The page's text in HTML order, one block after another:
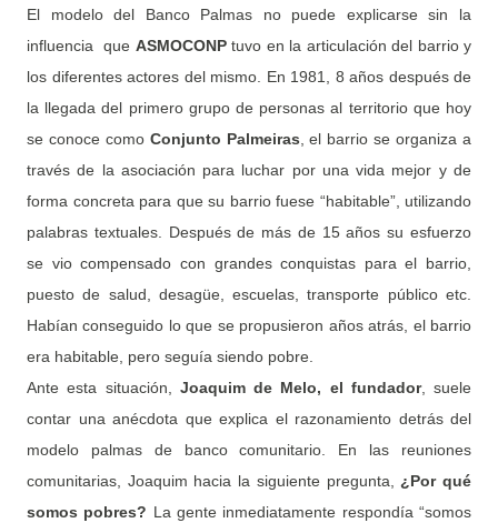
El modelo del Banco Palmas no puede explicarse sin la
influencia que ASMOCONPtuvo en la articulación del barrio y
los diferentes actores del mismo. En 1981, 8 años después de
la llegada del primero grupo de personas al territorio que hoy
se conoce como Conjunto Palmeiras, el barrio se organiza a
través de la asociación para luchar por una vida mejor y de
forma concreta para que su barrio fuese “habitable”, utilizando
palabras textuales. Después de más de 15 años su esfuerzo
se vio compensado con grandes conquistas para el barrio,
puesto de salud, desagüe, escuelas, transporte público etc.
Habían conseguido lo que se propusieron años atrás, el barrio
era habitable, pero seguía siendo pobre.
Ante esta situación, Joaquim de Melo, el fundador, suele
contar una anécdota que explica el razonamiento detrás del
modelo palmas de banco comunitario. En las reuniones
comunitarias, Joaquim hacia la siguiente pregunta,¿Por qué
somos pobres? La gente inmediatamente respondía “somos